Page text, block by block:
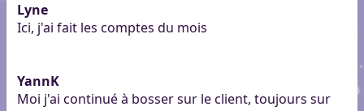
Lyne
Ici, j'ai fait les comptes du mois
YannK
Moi j'ai continué à bosser sur le client, toujours sur